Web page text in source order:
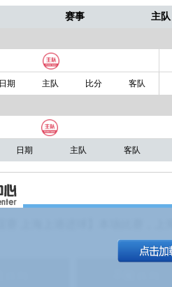
赛事 主队
日期 主队 比分 客队
日期 主队 客队